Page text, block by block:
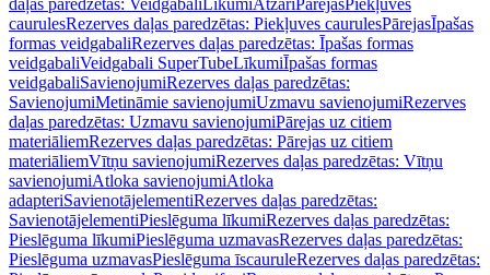
daļas paredzētas: Veidgabali LīkumiAtzari PārejasPiekļuves
caurulesRezerves daļas paredzētas: Piekļuves caurulesPārejasĪpašas
formas veidgabaliRezerves daļas paredzētas: Īpašas formas
veidgabaliVeidgabali SuperTubeLīkumiĪpašas formas
veidgabaliSavienojumiRezerves daļas paredzētas:
SavienojumiMetināmie savienojumiUzmavu savienojumiRezerves
daļas paredzētas: Uzmavu savienojumiPārejas uz citiem
materiāliemRezerves daļas paredzētas: Pārejas uz citiem
materiāliemVītņu savienojumiRezerves daļas paredzētas: Vītņu
savienojumiAtloka savienojumiAtloka
adapteriSavienotājelementiRezerves daļas paredzētas:
SavienotājelementiPieslēguma līkumiRezerves daļas paredzētas:
Pieslēguma līkumiPieslēguma uzmavasRezerves daļas paredzētas:
Pieslēguma uzmavasPieslēguma īscauruleRezerves daļas paredzētas: